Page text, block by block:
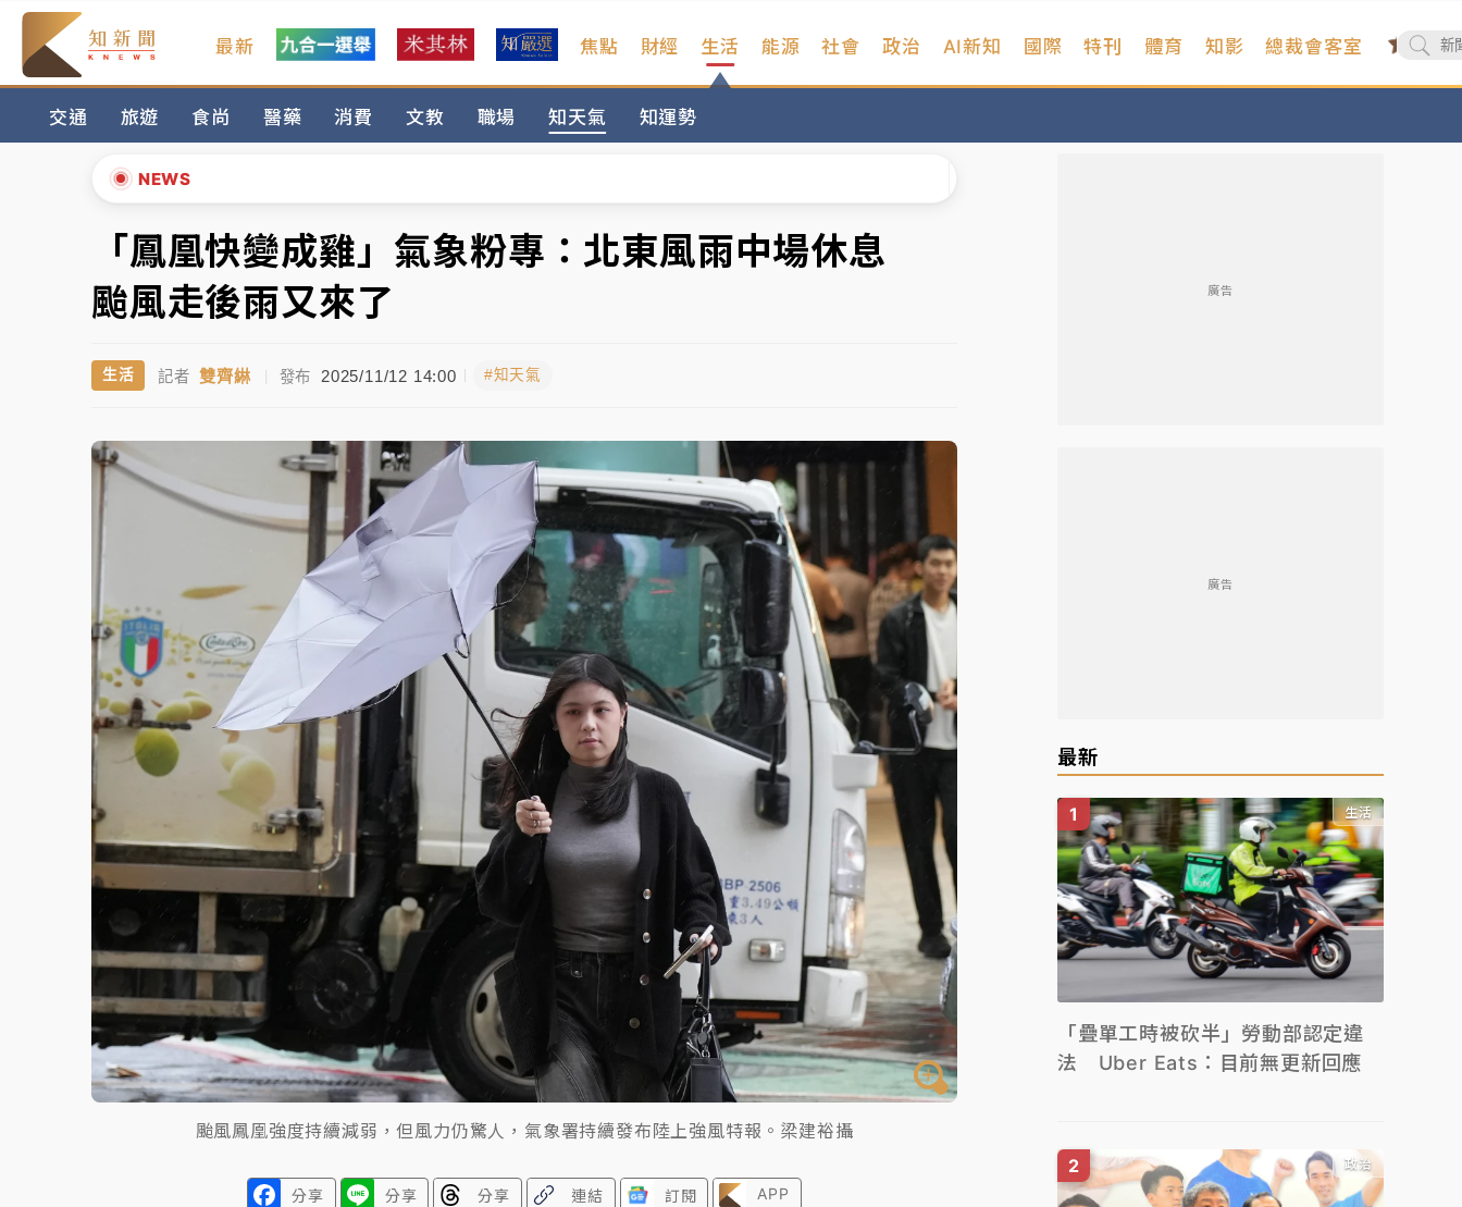
最新 焦點 財經 生活
交通 旅遊 食尚 醫藥 消費 文教 職場 知天氣 知運勢
能源 社會 政治 AI新知 國際 特刊 體育 知影 總裁會客室
NEWS
暑假過三周才推「E宿新北打卡趣」！抽獎程序複雜 觀旅局回應了
中信慈善基金會想增加董事人數！辜仲諒向法院聲請遭駁 理由曝光
故宮《龍藏經》特展第2檔！今線上預約開賣一度塞車 周六起展出延長至晚上7時
台東農業處長涉圖利渡假村！東檢抗告成功 今重開羈押庭
女律師陳昱瑄詐慈濟10億！黃金158kg遭查扣畫面曝光
中信慈善基金會想增加董事人數！辜仲諒向法院聲請遭駁 理由曝光
故宮《龍藏經》特展第2檔！今線上預約開賣一度塞車 周六起展出延長至晚上7時
台東農業處長涉圖利渡假村！東檢抗告成功 今重開羈押庭
父親節泡湯了！中颱白海豚雨彈轟3天 「紅到發紫」降雨熱區曝
▼
「鳳凰快變成雞」氣象粉專：北東風雨中場休息
颱風走後雨又來了
生活 記者 雙齊綝 | 發布 2025/11/12 14:00 #知天氣
颱風鳳凰強度持續減弱，但風力仍驚人，氣象署持續發布陸上強風特報。梁建裕攝
分享 分享 分享 連結 訂閱 APP
廣告
廣告
最新
生活
「疊單工時被砍半」勞動部認定違
法 Uber Eats：目前無更新回應
政治